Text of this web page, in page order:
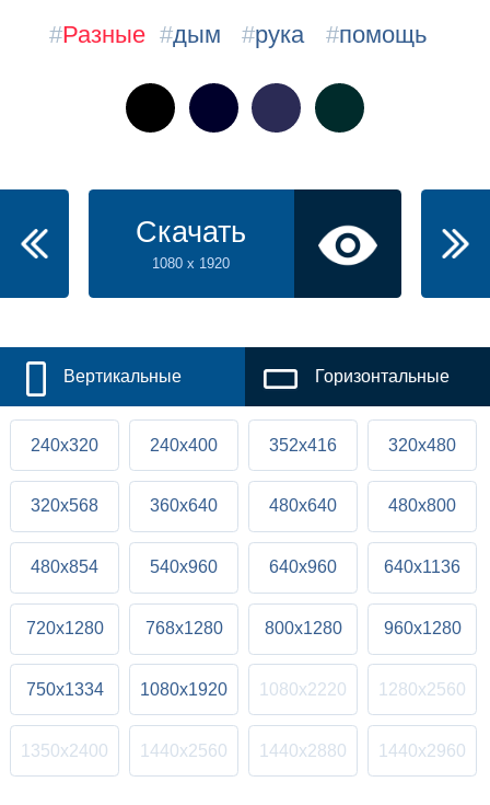
#Разные #дым #рука #помощь
Скачать
1080 x 1920
Вертикальные Горизонтальные
240x320 240x400 352x416 320x480
320x568 360x640 480x640 480x800
480x854 540x960 640x960 640x1136
720x1280 768x1280 800x1280 960x1280
750x1334 1080x1920 1080x2220 1280x2560
1350x2400 1440x2560 1440x2880 1440x2960